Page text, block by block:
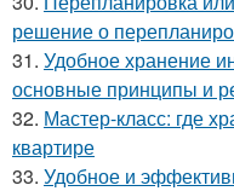
решение о
31. Удобное хранение
основные принципы и
32. Мастер-класс: где
квартире
33. Удобное и